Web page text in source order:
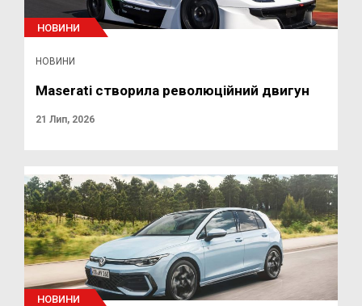
НОВИНИ
НОВИНИ
Maserati створила революційний двигун
21 Лип, 2026
НОВИНИ